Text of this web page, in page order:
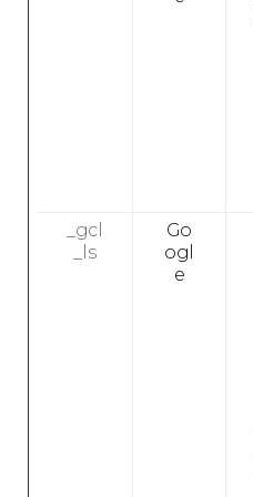
_gcl
_ls
Go
ogl
e